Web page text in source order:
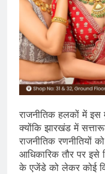
राजनीतिक हलकों में इस
क्योंकि झारखंड में
राजनीतिक रणनीतियों
आधिकारिक तौर पर इसे
के एजेंडे को लेकर कोई